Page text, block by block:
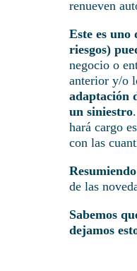
renueven
Este es uno
riesgos)
negocio o
anterior y/o
adaptación
un siniestro
hará cargo
con las
de las
Sabemos
dejamos